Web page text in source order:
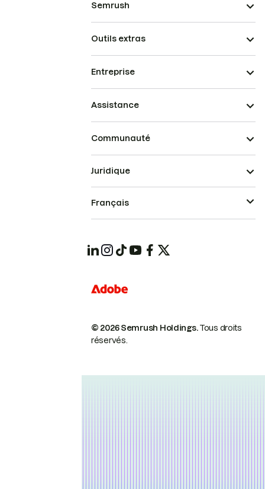
Semrush
Outils extras
Entreprise
Assistance
Communauté
© 2026 Semrush Holdings.Tous droits
réservés.
Juridique
Français